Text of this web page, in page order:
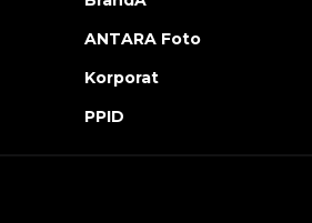
ANTARA Foto
Korporat
PPID